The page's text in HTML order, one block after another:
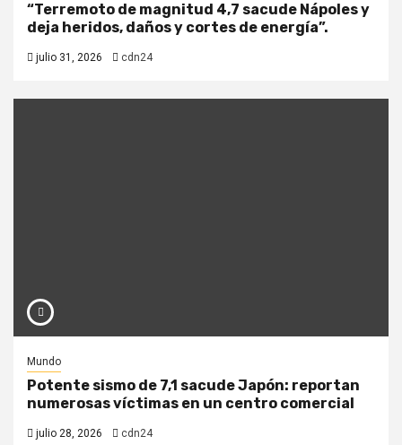
“Terremoto de magnitud 4,7 sacude Nápoles y
deja heridos, daños y cortes de energía”.
julio 31, 2026 cdn24
Mundo
Potente sismo de 7,1 sacude Japón: reportan
numerosas víctimas en un centro comercial
julio 28, 2026 cdn24